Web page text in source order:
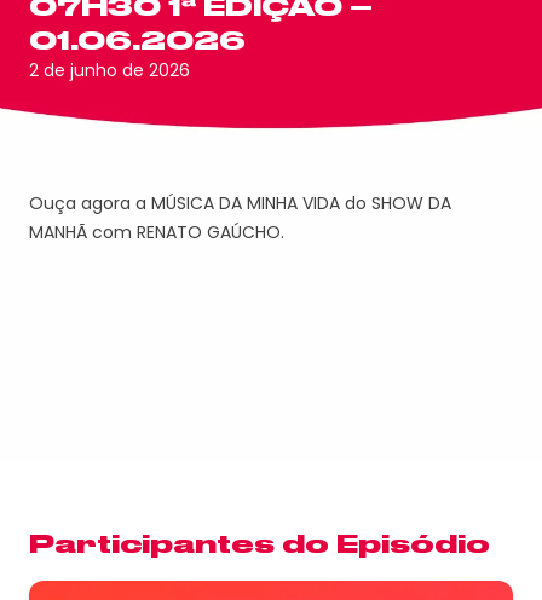
07H30 1ª EDIÇÃO –
01.06.2026
2 de junho de 2026
Ouça agora a MÚSICA DA MINHA VIDA do SHOW DA
MANHÃ com RENATO GAÚCHO.
Participantes do Episódio